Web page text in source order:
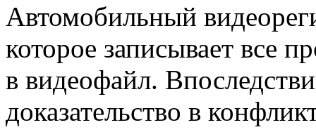
Автомобильный
которое записывает все
в видеофайл.
доказательство в